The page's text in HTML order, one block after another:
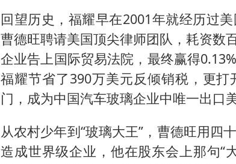
回望历史，福耀早在2001年就经历过
曹德旺聘请美国顶尖律师团队，耗资数
企业告上国际贸易法院，最终赢得
福耀节省了390万美元反倾销税，更
门，成为中国汽车玻璃企业中唯一出口
从农村少年到“玻璃大王”，曹德旺用四
造成世界级企业，他在股东会上那句“